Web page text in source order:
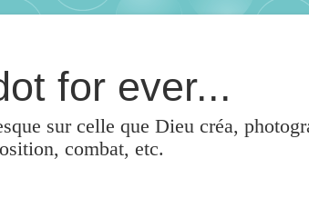
for ever...
sur celle que Dieu créa,
combat, etc.